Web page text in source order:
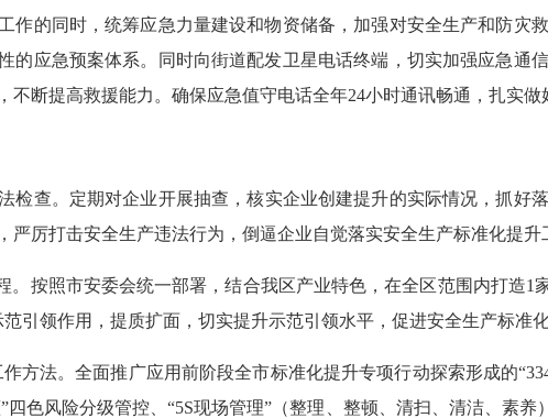
作的同时，统筹应急力量建设和物资储备，加强对安全生产和防灾
的应急预案体系。同时向街道配发卫星电话终端，切实加强应急通
不断提高救援能力。确保应急值守电话全年24小时通讯畅通，扎实做
检查。 定期对企业开展抽查，核实企业创建提升的实际情况，抓好
严厉打击安全生产违法行为，倒逼企业自觉落实安全生产标准化提升
。 按照市安委会统一部署，结合我区产业特色，在全区范围内打造1
引领作用，提质扩面，切实提升示范引领水平，促进安全生产标准
作方法。全面推广应用前阶段全市标准化提升专项行动探索形成的
四色风险分级管控、“5S现场管理”（整理、整顿、清扫、清洁、素养